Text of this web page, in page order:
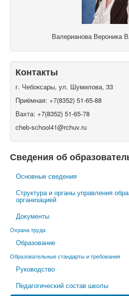
Валерианова Вероника
Контакты
г. Чебоксары, ул. Шумилова, 33
Приёмная: +7(8352) 51-65-88
Вахта: +7(8352) 51-65-78
cheb-school41@rchuv.ru
Сведения об
Основные сведения
Структура и органы управления
организацией
Документы
Охрана труда
Образование
Образовательные стандарты и требования
Руководство
Педагогический состав школы